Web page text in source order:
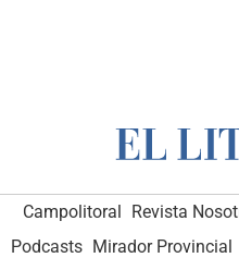
Campolitoral Revista
Podcasts Mirador Provincial